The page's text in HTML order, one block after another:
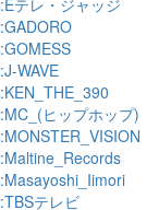
:Eテレ・ジャッジ
:GADORO
:GOMESS
:J-WAVE
:KEN_THE_390
:MC_(ヒップホップ)
:MONSTER_VISION
:Maltine_Records
:Masayoshi_Iimori
:TBSテレビ